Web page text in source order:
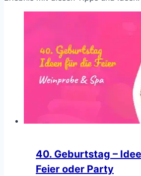
40. Geburtstag –
Feier oder Party